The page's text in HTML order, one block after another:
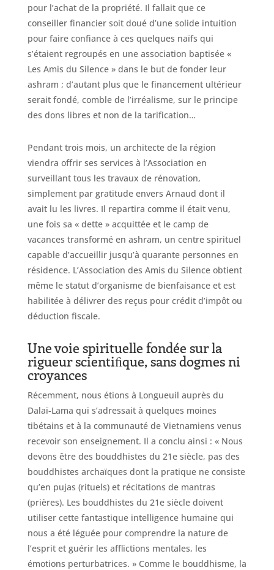
pour l’achat de la propriété. Il fallait que ce
conseiller financier soit doué d’une solide intuition
pour faire confiance à ces quelques naïfs qui
s’étaient regroupés en une association baptisée «
Les Amis du Silence » dans le but de fonder leur
ashram ; d’autant plus que le financement ultérieur
serait fondé, comble de l’irréalisme, sur le principe
des dons libres et non de la tarification…
Pendant trois mois, un architecte de la région
viendra offrir ses services à l’Association en
surveillant tous les travaux de rénovation,
simplement par gratitude envers Arnaud dont il
avait lu les livres. Il repartira comme il était venu,
une fois sa « dette » acquittée et le camp de
vacances transformé en ashram, un centre spirituel
capable d’accueillir jusqu’à quarante personnes en
résidence. L’Association des Amis du Silence obtient
même le statut d’organisme de bienfaisance et est
habilitée à délivrer des reçus pour crédit d’impôt ou
déduction fiscale.
Une voie spirituelle fondée sur la
rigueur scientiﬁque, sans dogmes ni
croyances
Récemment, nous étions à Longueuil auprès du
Dalaï-Lama qui s’adressait à quelques moines
tibétains et à la communauté de Vietnamiens venus
recevoir son enseignement. Il a conclu ainsi : « Nous
devons être des bouddhistes du 21e siècle, pas des
bouddhistes archaïques dont la pratique ne consiste
qu’en pujas (rituels) et récitations de mantras
(prières). Les bouddhistes du 21e siècle doivent
utiliser cette fantastiqueintelligence humaine qui
nous a été léguée pour comprendre la nature de
l’esprit et guérir les afflictions mentales, les
émotions perturbatrices. » Comme le bouddhisme, la